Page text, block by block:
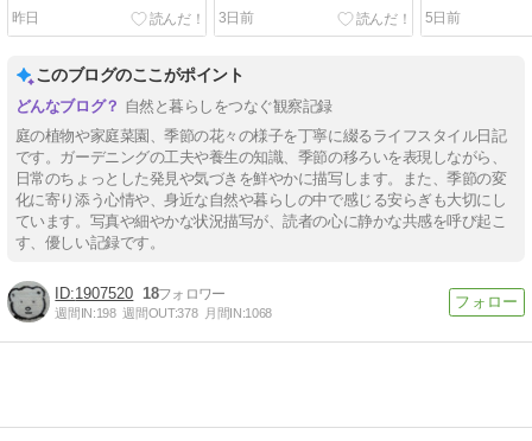
昨日
3日前
5日前
このブログのここがポイント
自然と暮らしをつなぐ観察記録
庭の植物や家庭菜園、季節の花々の様子を丁寧に綴るライフスタイル日記
です。ガーデニングの工夫や養生の知識、季節の移ろいを表現しながら、
日常のちょっとした発見や気づきを鮮やかに描写します。また、季節の変
化に寄り添う心情や、身近な自然や暮らしの中で感じる安らぎも大切にし
ています。写真や細やかな状況描写が、読者の心に静かな共感を呼び起こ
す、優しい記録です。
1907520 18
週間IN:198 週間OUT:378 月間IN:1068